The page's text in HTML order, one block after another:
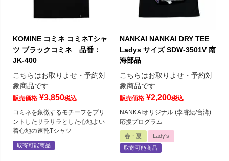
KOMINE コミネ コミネTシャ
ツ ブラックコミネ 品番：
JK-400
こちらはお取りよせ・予約対
象商品です
販売価格 ¥3,850税込
コミネを象徴するモチーフをプリ
ントしたサラサラとした心地よい
着心地の速乾Tシャツ
取寄可能商品
NANKAI NANKAI DRY TEE
Ladys サイズ SDW-3501V 南
海部品
こちらはお取りよせ・予約対
象商品です
販売価格 ¥2,200税込
NANKAIオリジナル (李睿紜/台湾)
応援プログラム
春・夏
Lady's
取寄可能商品